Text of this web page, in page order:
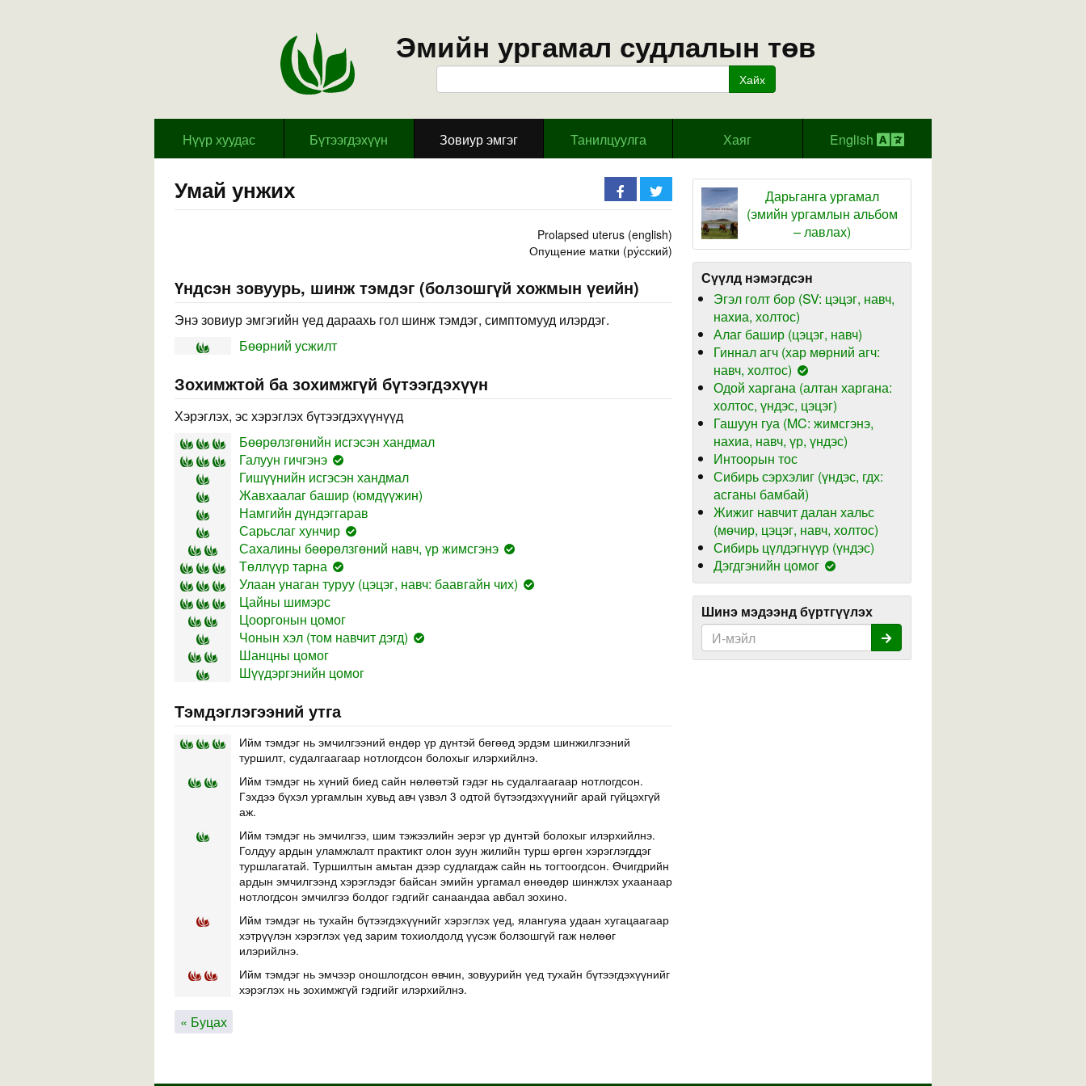
Эмийн ургамал судлалын төв
Хайх
Hүүр хуудас Бүтээгдэхүүн Зовиур эмгэг Танилцуулга Хаяг English
Умай унжих
Prolapsed uterus (english)
Опущение матки (ру́сский)
Үндсэн зовуурь, шинж тэмдэг (болзошгүй хожмын үеийн)
Энэ зовиур эмгэгийн үед дараахь гол шинж тэмдэг, симптомууд илэрдэг.
Бөөрний усжилт
Зохимжтой ба зохимжгүй бүтээгдэхүүн
Хэрэглэх, эс хэрэглэх бүтээгдэхүүнүүд
Бөөрөлзгөнийн исгэсэн хандмал
Галуун гичгэнэ
Гишүүнийн исгэсэн хандмал
Жавхаалаг башир (юмдүүжин)
Намгийн дүндэггарав
Сарьслаг хунчир
Сахалины бөөрөлзгөний навч, үр жимсгэнэ
Төллүүр тарна
Улаан унаган туруу (цэцэг, навч: баавгайн чих)
Цайны шимэрс
Цооргонын цомог
Чонын хэл (том навчит дэгд)
Шанцны цомог
Шүүдэргэнийн цомог
Тэмдэглэгээний утга
Ийм тэмдэг нь эмчилгээний өндөр үр дүнтэй бөгөөд эрдэм шинжилгээний
туршилт, судалгаагаар нотлогдсон болохыг илэрхийлнэ.
Ийм тэмдэг нь хүний биед сайн нөлөөтэй гэдэг нь судалгаагаар нотлогдсон.
Гэхдээ бүхэл ургамлын хувьд авч үзвэл 3 одтой бүтээгдэхүүнийг арай гүйцэхгүй
аж.
Ийм тэмдэг нь эмчилгээ, шим тэжээлийн эерэг үр дүнтэй болохыг илэрхийлнэ.
Голдуу ардын уламжлалт практикт олон зуун жилийн турш өргөн хэрэглэгддэг
туршлагатай. Туршилтын амьтан дээр судлагдаж сайн нь тогтоогдсон. Өчигдрийн
ардын эмчилгээнд хэрэглэдэг байсан эмийн ургамал өнөөдөр шинжлэх ухаанаар
нотлогдсон эмчилгээ болдог гэдгийг санаандаа авбал зохино.
Ийм тэмдэг нь тухайн бүтээгдэхүүнийг хэрэглэх үед, ялангуяа удаан хугацаагаар
хэтрүүлэн хэрэглэх үед зарим тохиолдолд үүсэж болзошгүй гаж нөлөөг
илэрийлнэ.
Ийм тэмдэг нь эмчээр оношлогдсон өвчин, зовуурийн үед тухайн бүтээгдэхүүнийг
хэрэглэх нь зохимжгүй гэдгийг илэрхийлнэ.
« Буцах
Дарьганга ургамал
(эмийн ургамлын альбом
– лавлах)
Сүүлд нэмэгдсэн
Эгэл голт бор (SV: цэцэг, навч,
нахиа, холтос)
Алаг башир (цэцэг, навч)
Гиннал агч (хар мөрний агч:
навч, холтос)
Одой харгана (алтан харгана:
холтос, үндэс, цэцэг)
Гашуун гуа (MC: жимсгэнэ,
нахиа, навч, үр, үндэс)
Интоорын тос
Сибирь сэрхэлиг (үндэс, гдх:
асганы бамбай)
Жижиг навчит далан хальс
(мөчир, цэцэг, навч, холтос)
Сибирь цүлдэгнүүр (үндэс)
Дэгдгэнийн цомог
Шинэ мэдээнд бүртгүүлэх